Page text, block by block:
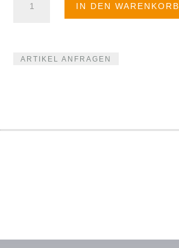
Klemmfitting
Übergangsnippel,
mm
IN DEN WARENKORB
ARTIKEL ANFRAGEN